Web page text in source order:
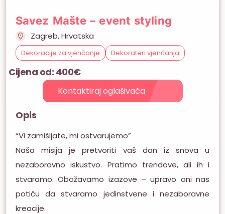
Savez Mašte – event styling
Zagreb, Hrvatska
Dekoracije za vjenčanje Dekorateri vjenčanja
Cijena od: 400€
Kontaktiraj oglašivača
Opis
“Vi zamišljate, mi ostvarujemo”
Naša misija je pretvoriti vaš dan iz snova u
nezaboravno iskustvo. Pratimo trendove, ali ih i
stvaramo. Obožavamo izazove – upravo oni nas
potiču da stvaramo jedinstvene i nezaboravne
kreacije.